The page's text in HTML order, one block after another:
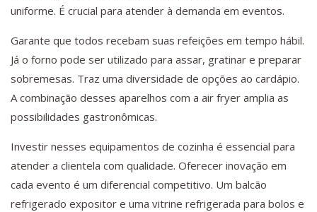
uniforme. É crucial para atender à demanda em eventos.
Garante que todos recebam suas refeições em tempo hábil.
Já o forno pode ser utilizado para assar, gratinar e preparar
sobremesas. Traz uma diversidade de opções ao cardápio.
A combinação desses aparelhos com a air fryer amplia as
possibilidades gastronômicas.
Investir nesses equipamentos de cozinha é essencial para
atender a clientela com qualidade. Oferecer inovação em
cada evento é um diferencial competitivo. Um balcão
refrigerado expositor e uma vitrine refrigerada para bolos e